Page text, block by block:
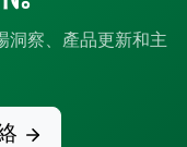
洞察、產品更新和主